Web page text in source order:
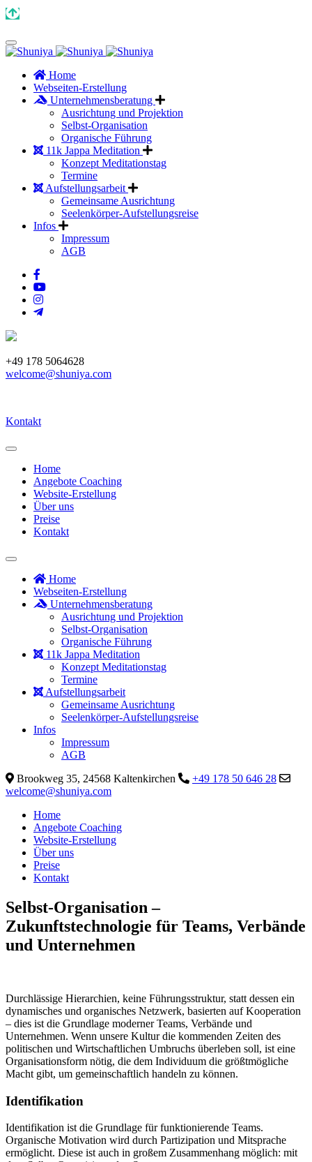
Home
Webseiten-Erstellung
Unternehmensberatung
Ausrichtung und Projektion
Selbst-Organisation
Organische Führung
11k Jappa Meditation
Konzept Meditationstag
Termine
Aufstellungsarbeit
Gemeinsame Ausrichtung
Seelenkörper-Aufstellungsreise
Infos
Impressum
AGB
+49 178 5064628
welcome@shuniya.com
Kontakt
Home
Angebote Coaching
Website-Erstellung
Über uns
Preise
Kontakt
Home
Webseiten-Erstellung
Unternehmensberatung
Ausrichtung und Projektion
Selbst-Organisation
Organische Führung
11k Jappa Meditation
Konzept Meditationstag
Termine
Aufstellungsarbeit
Gemeinsame Ausrichtung
Seelenkörper-Aufstellungsreise
Infos
Impressum
AGB
Brookweg 35, 24568 Kaltenkirchen
+49 178 50 646 28
welcome@shuniya.com
Home
Angebote Coaching
Website-Erstellung
Über uns
Preise
Kontakt
Selbst-Organisation –
Zukunftstechnologie für Teams, Verbände
und Unternehmen
Durchlässige Hierarchien, keine Führungsstruktur, statt dessen ein
dynamisches und organisches Netzwerk, basierten auf Kooperation
– dies ist die Grundlage moderner Teams, Verbände und
Unternehmen. Wenn unsere Kultur die kommenden Zeiten des
politischen und Wirtschaftlichen Umbruchs überleben soll, ist eine
Organisationsform nötig, die dem Individuum die größtmögliche
Macht gibt, um gemeinschaftlich handeln zu können.
Identifikation
Identifikation ist die Grundlage für funktionierende Teams.
Organische Motivation wird durch Partizipation und Mitsprache
ermöglicht. Diese ist auch in großem Zusammenhang möglich: mit